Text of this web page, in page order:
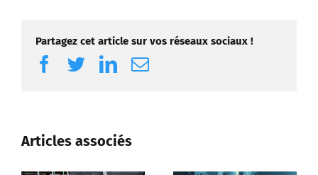
Partagez cet article sur vos réseaux sociaux !
Facebook
TwitterLinkedIn
Email
Articles associés